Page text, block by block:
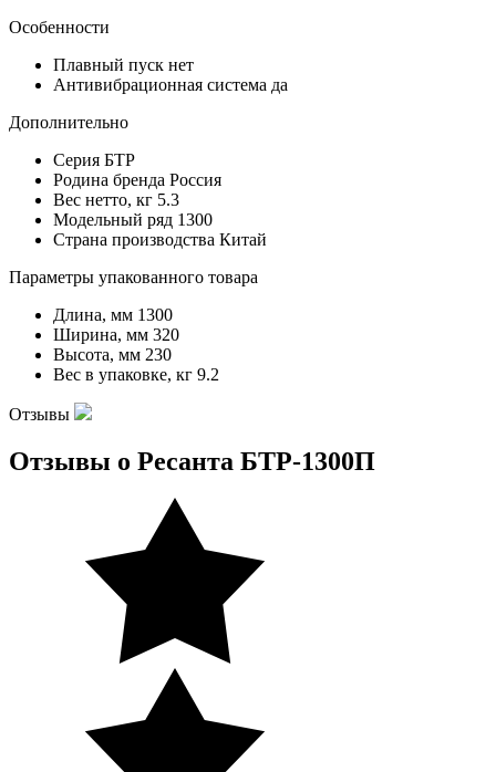
Особенности
Плавный пуск нет
Антивибрационная система да
Дополнительно
Серия БТР
Родина бренда Россия
Вес нетто, кг 5.3
Модельный ряд 1300
Страна производства Китай
Параметры упакованного товара
Длина, мм 1300
Ширина, мм 320
Высота, мм 230
Вес в упаковке, кг 9.2
Отзывы
Отзывы о Ресанта БТР-1300П